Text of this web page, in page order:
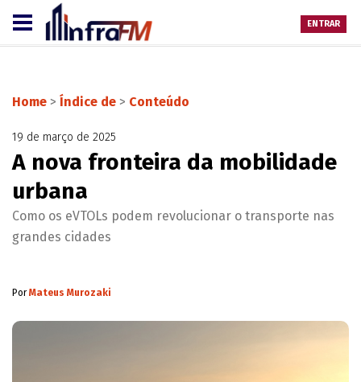
ENTRAR
Home > Índice de > Conteúdo
19 de março de 2025
A nova fronteira da mobilidade
urbana
Como os eVTOLs podem revolucionar o transporte nas
grandes cidades
PorMateus Murozaki